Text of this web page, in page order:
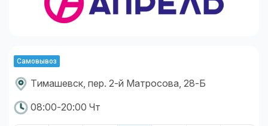
Самовывоз
Тимашевск, пер. 2-й Матросова, 28-Б
08:00-20:00 Чт